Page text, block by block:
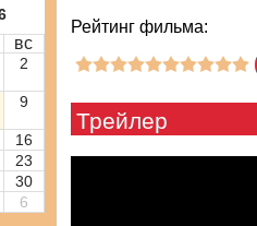
вс
2
9
16
23
30
6
Рейтинг фильма:
Трейлер